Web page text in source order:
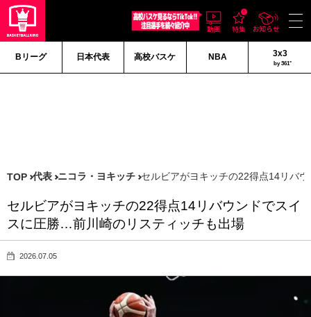
Bリーグ 日本代表 高校バスケ NBA 3x3
by 361°
TOP 代表 ニコラ・ヨキッチ セルビアがヨキッチの22得点14リバ
セルビアがヨキッチの22得点14リバウンドでスイ
スに圧勝…前川崎のリスティッチも出場
2026.07.05